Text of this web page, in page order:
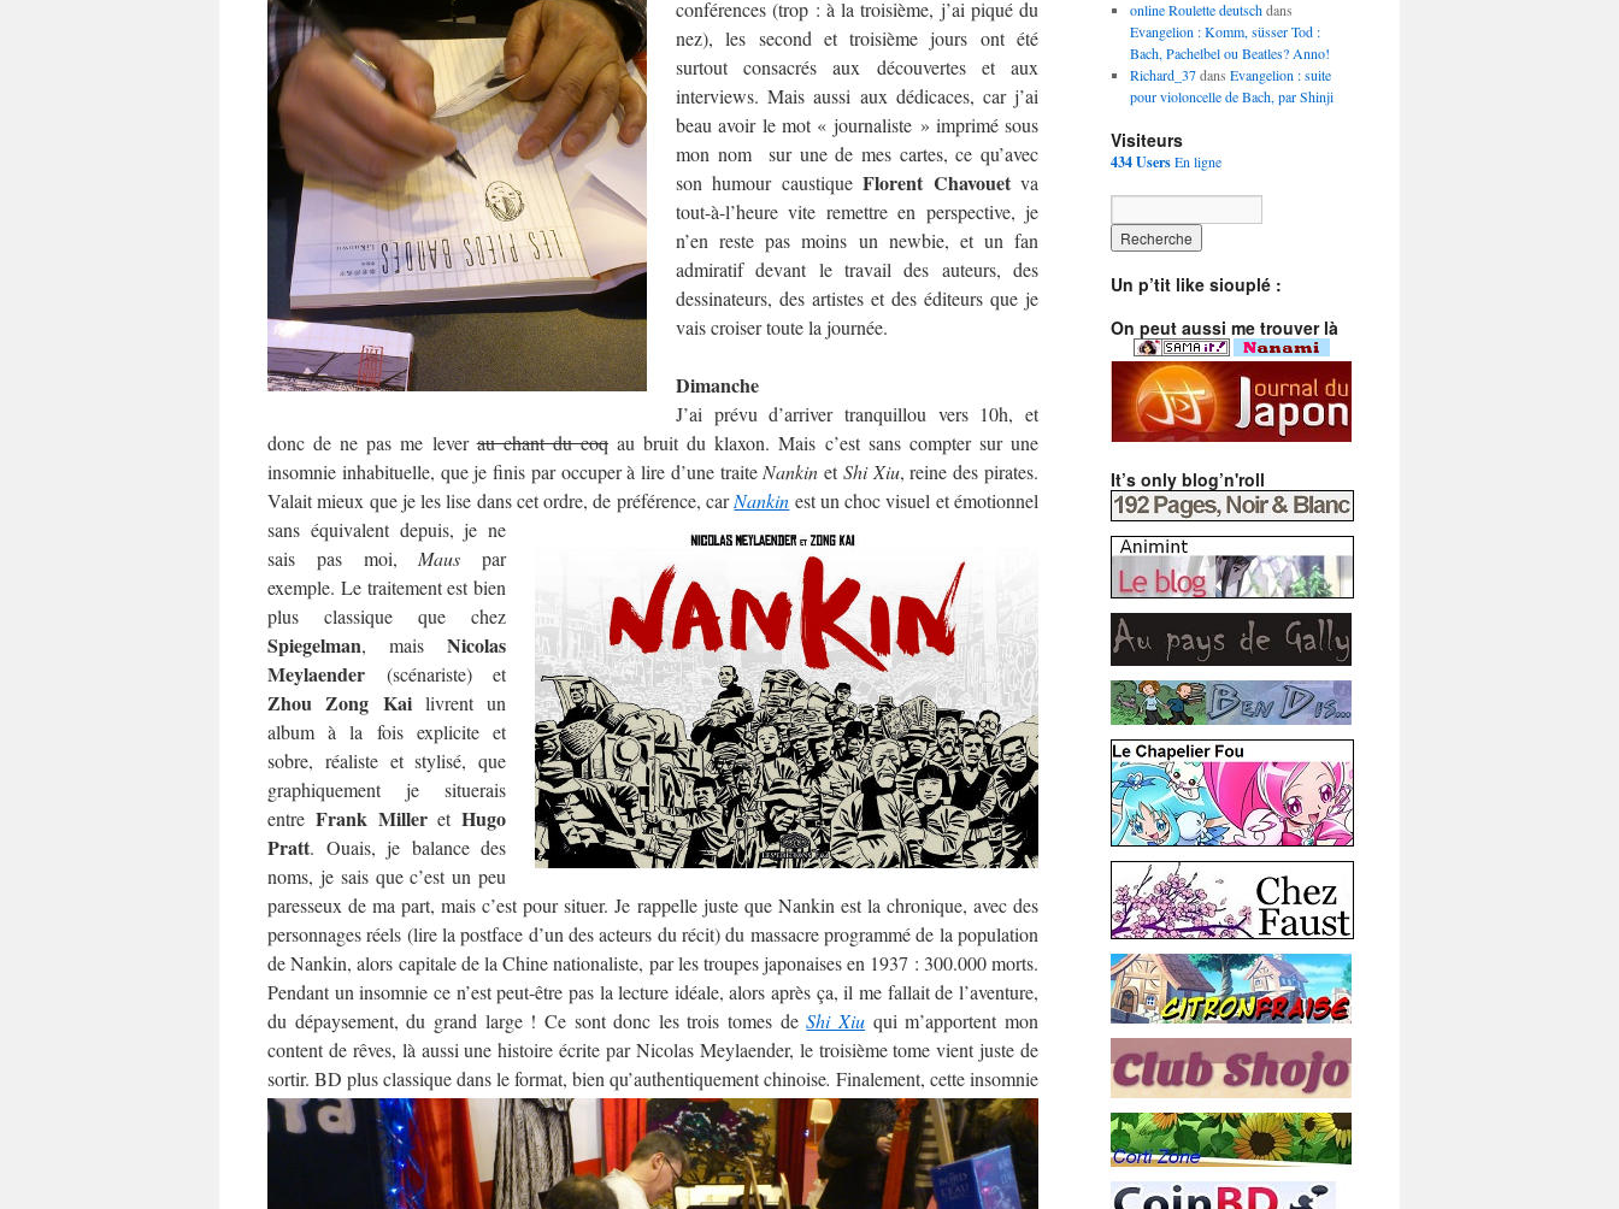
conférences (trop : à la troisième, j’ai piqué du
nez), les second et troisième jours ont été
surtout consacrés aux découvertes et aux
interviews. Mais aussi aux dédicaces, car j’ai
beau avoir le mot « journaliste » imprimé sous
mon nom sur une de mes cartes, ce qu’avec
son humour caustiqueFlorent Chavouetva
tout-à-l’heure vite remettre en perspective, je
n’en reste pas moins un newbie, et un fan
admiratif devant le travail des auteurs, des
dessinateurs, des artistes et des éditeurs que je
vais croiser toute la journée.
Dimanche
J’ai prévu d’arriver tranquillou vers 10h, et
donc de ne pas me leverau chant du coqau bruit du klaxon. Mais c’est sans compter sur une
insomnie inhabituelle, que je finis par occuper à lire d’une traite Nankin etShi Xiu, reine des pirates.
Valait mieux que je les lise dans cet ordre, de préférence,carNankin est un choc visuel et émotionnel
sans équivalent depuis, je ne
sais pas moi, Maus par
exemple. Le traitement est bien
plus classique que chez
Spiegelman, mais Nicolas
Meylaender (scénariste) et
Zhou Zong Kailivrent un
album à la fois explicite et
sobre, réaliste et stylisé, que
graphiquement je situerais
entre Frank Milleret Hugo
Pratt. Ouais, je balance des
noms, je sais que c’est un peu
paresseux de ma part, mais c’est pour situer. Je rappelle juste que Nankin est la chronique, avec des
personnages réels (lire la postface d’un des acteurs du récit) du massacre programmé de la population
de Nankin, alors capitale de la Chine nationaliste, par les troupes japonaises en 1937 : 300.000 morts.
Pendant un insomnie ce n’est peut-être pas la lecture idéale, alors après ça, il me fallait de l’aventure,
du dépaysement, du grand large ! Ce sont donc les trois tomes deShi Xiu qui m’apportent mon
content de rêves, là aussi une histoire écrite par Nicolas Meylaender, le troisième tome vient juste de
sortir. BD plus classique dans le format, bien qu’authentiquement chinoise. Finalement, cette insomnie
online Roulette deutschdans
Evangelion : Komm, süsser Tod :
Bach, Pachelbel ou Beatles? Anno!
Richard_37dans Evangelion : suite
pour violoncelle de Bach, par Shinji
Visiteurs
434 UsersEn ligne
Un p’tit like siouplé :
On peut aussi me trouver là
It’s only blog’n'roll